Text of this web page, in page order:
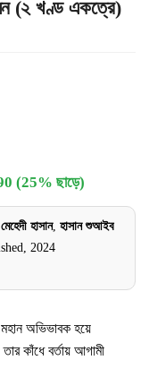
(২ খণ্ড একত্রে)
(25% ছাড়ে)
মেহেদী হাসান, হাসান শুআইব
2024
মহান অভিভাবক হয়ে
কাঁধে বর্তায় আগামী